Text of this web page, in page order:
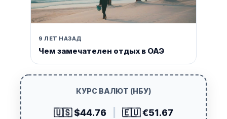
9 ЛЕТ НАЗАД
Чем замечателен отдых в ОАЭ
КУРС ВАЛЮТ (НБУ)
🇺🇸 $44.76 🇪🇺 €51.67